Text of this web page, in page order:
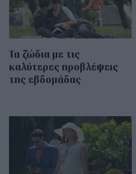
Τα ζώδια με τις
καλύτερες προβλέψεις
της εβδομάδας